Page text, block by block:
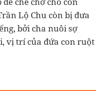
Lộ Chu còn bị đưa
bởi cha nuôi sợ
vị trí của đứa con ruột